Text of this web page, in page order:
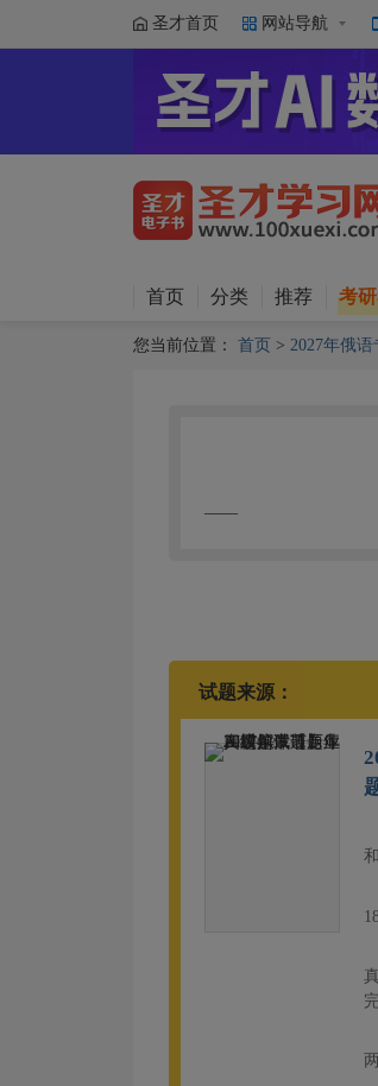
圣才首页 网站导航
首页 分类 推荐 考
您当前位置： 首页 > 2027年俄
试题来源：